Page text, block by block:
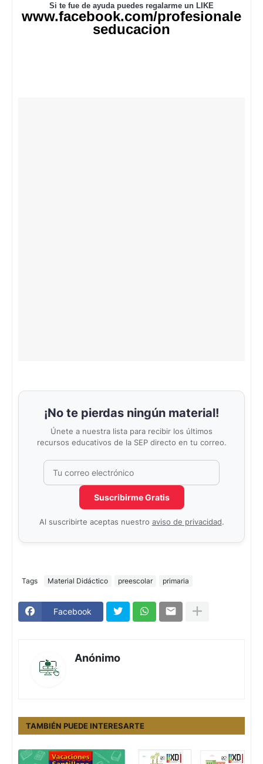
Si te fue de ayuda puedes regalarme un LIKE
www.facebook.com/profesionale
seducacion
¡No te pierdas ningún material!
Únete a nuestra lista para recibir los últimos
recursos educativos de la SEP directo en tu correo.
No completar este campo
Suscribirme Gratis
Al suscribirte aceptas nuestro aviso de privacidad.
Tags Material Didáctico preescolar primaria
Facebook
Anónimo
TAMBIÉN PUEDE INTERESARTE